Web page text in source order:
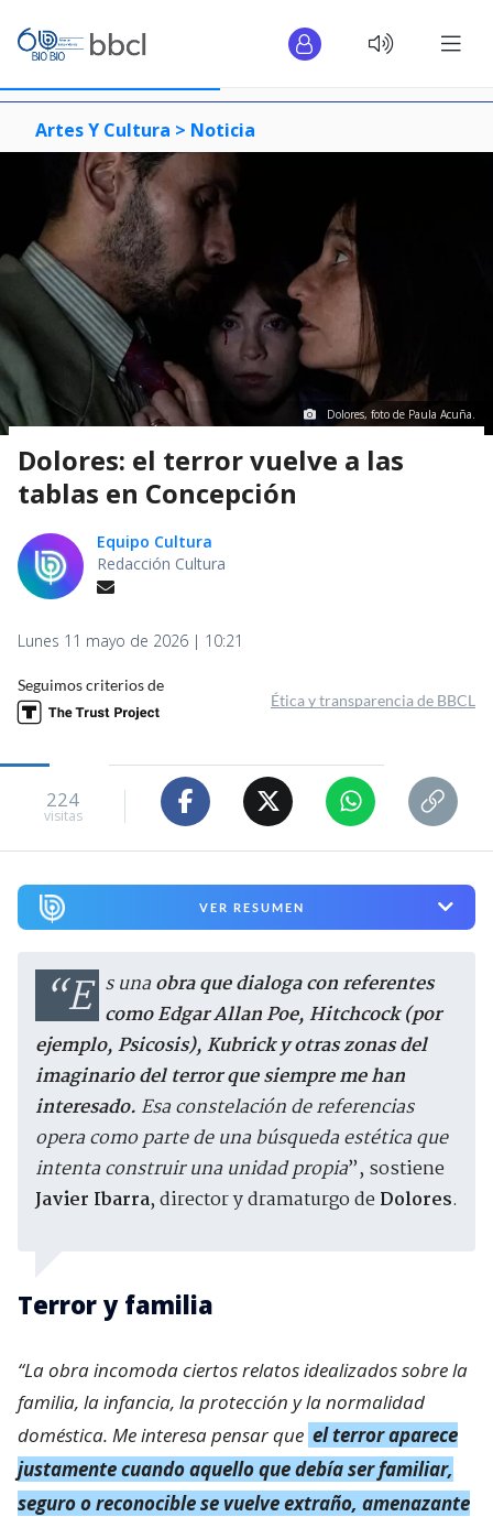
Artes Y Cultura > Noticia
Dolores, foto de Paula Acuña.
Dolores: el terror vuelve a las
tablas en Concepción
Equipo Cultura
Redacción Cultura
Lunes 11 mayo de 2026 | 10:21
Seguimos criterios de
Ética y transparencia de BBCL
224
visitas
VER RESUMEN
“Es unaobra que dialoga con referentes
como Edgar Allan Poe, Hitchcock (por
ejemplo, Psicosis), Kubrick y otras zonas del
imaginario del terror que siempre me han
interesado. Esa constelación de referencias
opera como parte de una búsqueda estética que
intenta construir una unidad propia”, sostiene
Javier Ibarra, director y dramaturgo de Dolores.
Terror y familia
“La obra incomoda ciertos relatos idealizados sobre la
familia, la infancia, la protección y la normalidad
doméstica. Me interesa pensar que el terror aparece
justamente cuando aquello que debía ser familiar,
seguro o reconocible se vuelve extraño, amenazante